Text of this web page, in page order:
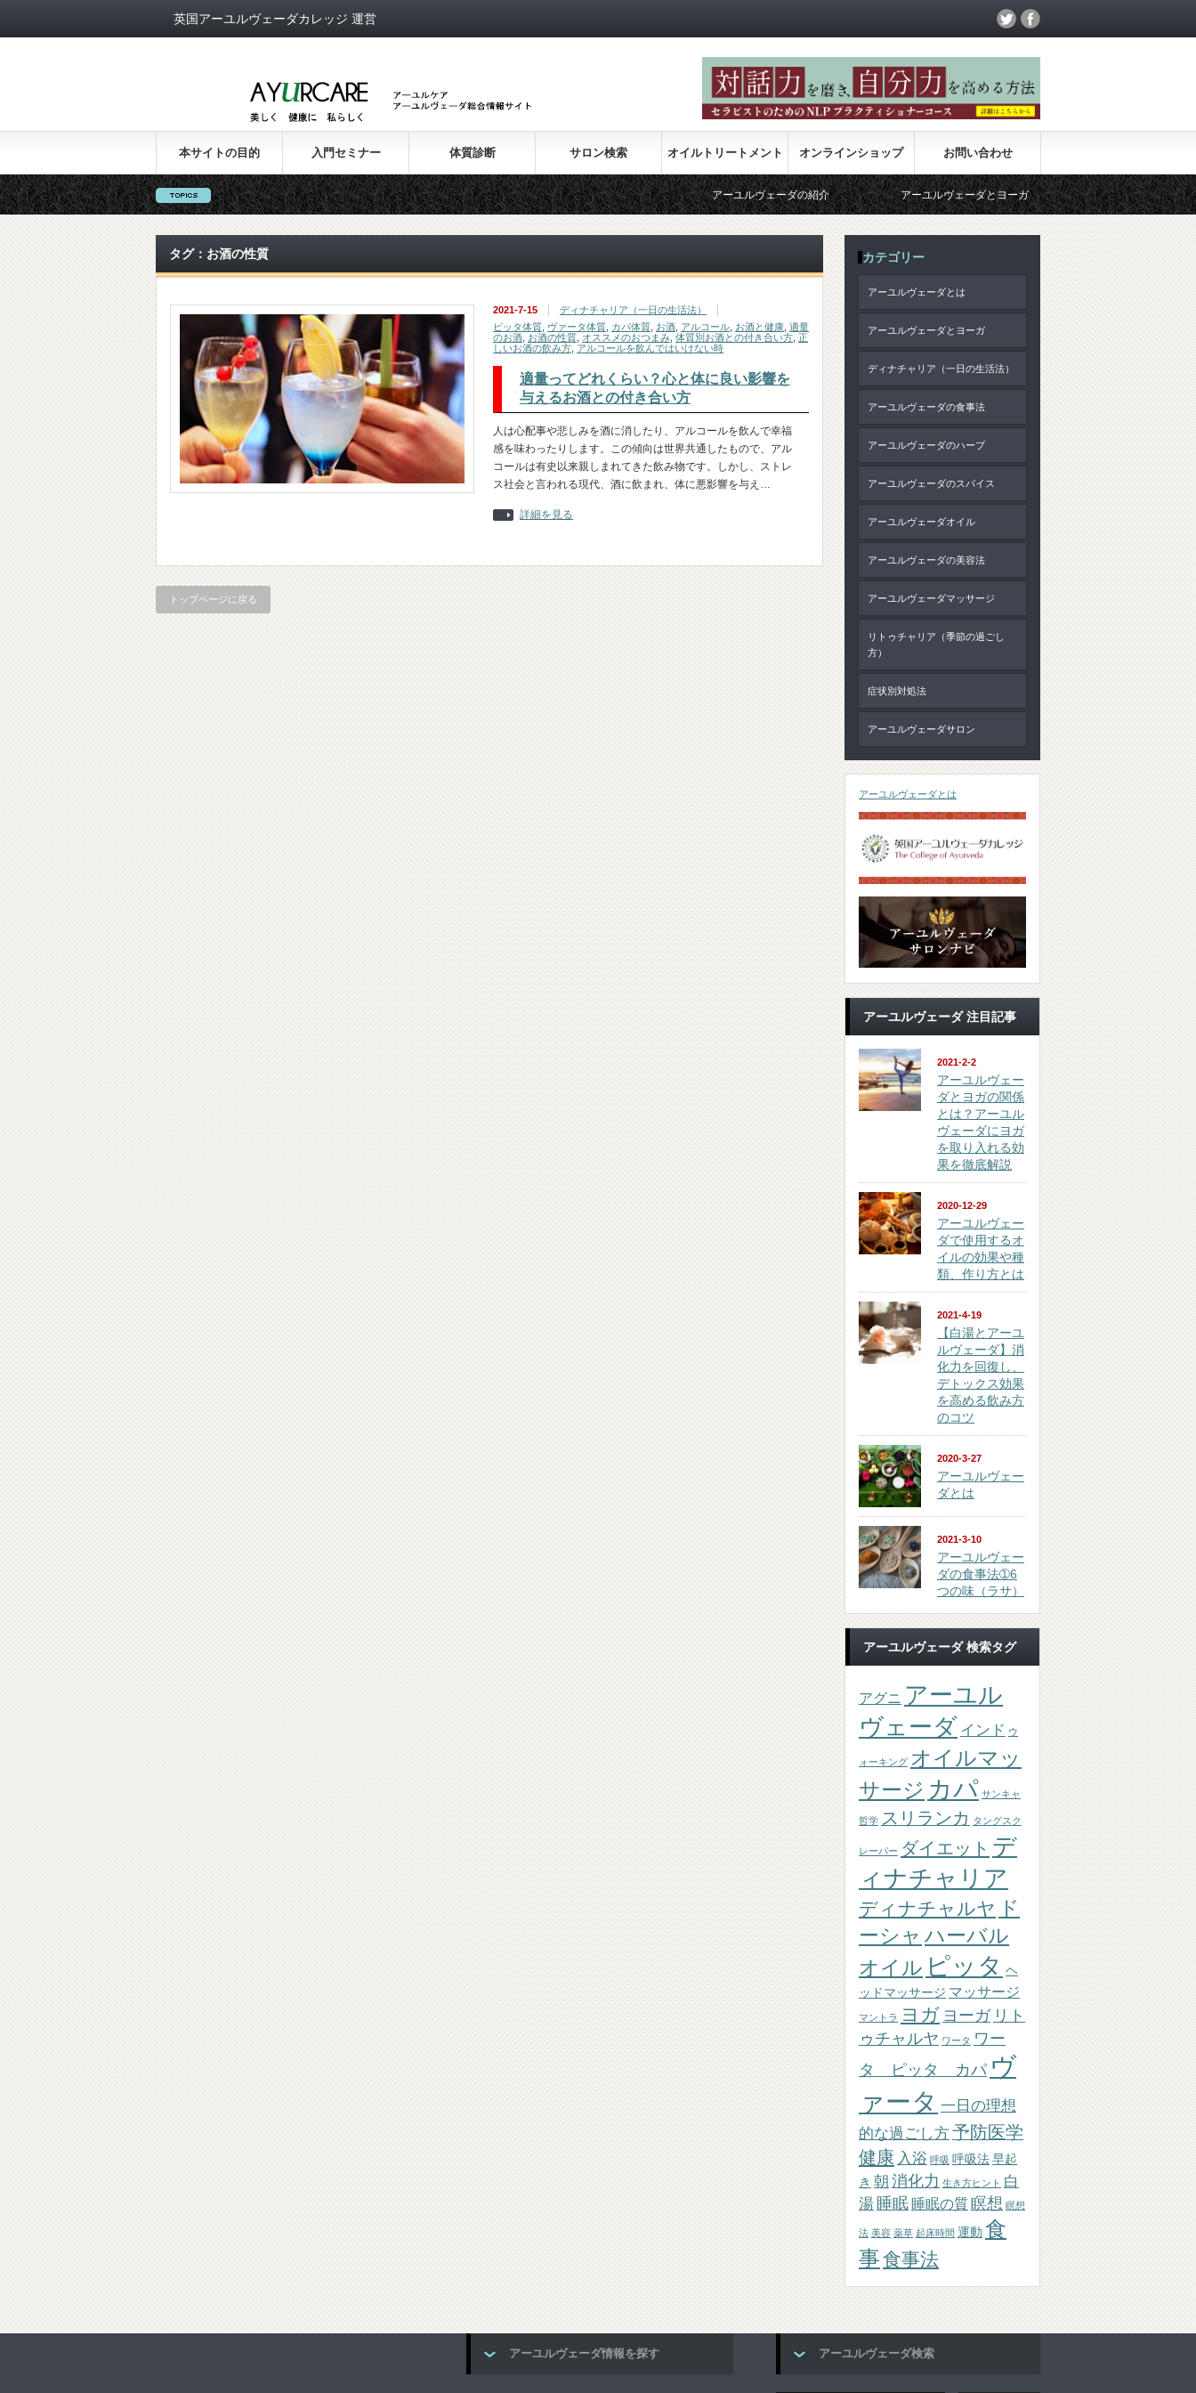
本サイトの目的 入門セミナー 体質診断 サロン検索 オイルトリートメント オンラインショップ お問い合わせ
アーユルヴェーダの紹介 アーユルヴェーダとヨーガ サンキャ哲学
英国アーユルヴェーダカレッジ 運営
タグ：お酒の性質
2021-7-15
ディナチャリア（一日の生活法）
ピッタ体質 ヴァータ体質 カパ体質 お酒 アルコール お酒と健康 適量
のお酒 お酒の性質 オススメのおつまみ 体質別お酒との付き合い方 正
しいお酒の飲み方 アルコールを飲んではいけない時
適量ってどれくらい？心と体に良い影響を
与えるお酒との付き合い方
人は心配事や悲しみを酒に消したり、アルコールを飲んで幸福
感を味わったりします。この傾向は世界共通したもので、アル
コールは有史以来親しまれてきた飲み物です。しかし、ストレ
ス社会と言われる現代、酒に飲まれ、体に悪影響を与え…
詳細を見る
トップページに戻る
カテゴリー
アーユルヴェーダとは
アーユルヴェーダとヨーガ
ディナチャリア（一日の生活法）
アーユルヴェーダの食事法
アーユルヴェーダのハーブ
アーユルヴェーダのスパイス
アーユルヴェーダオイル
アーユルヴェーダの美容法
アーユルヴェーダマッサージ
リトゥチャリア（季節の過ごし
方）
症状別対処法
アーユルヴェーダサロン
アーユルヴェーダとは
アーユルヴェーダ 注目記事
2021-2-2
アーユルヴェー
ダとヨガの関係
とは？アーユル
ヴェーダにヨガ
を取り入れる効
果を徹底解説
2020-12-29
アーユルヴェー
ダで使用するオ
イルの効果や種
類、作り方とは
2021-4-19
【白湯とアーユ
ルヴェーダ】消
化力を回復し、
デトックス効果
を高める飲み方
のコツ
2020-3-27
アーユルヴェー
ダとは
2021-3-10
アーユルヴェー
ダの食事法➀6
つの味（ラサ）
アーユルヴェーダ 検索タグ
アグニ アーユル
ヴェーダ インド ウ
ォーキング オイルマッ
サージ カパ サンキャ
哲学 スリランカ タングスク
レーパー ダイエット デ
ィナチャリア
ディナチャルヤ ド
ーシャ ハーバル
オイル ピッタ ヘ
ッドマッサージ マッサージ
マントラ ヨガ ヨーガ リト
ゥチャルヤ ワータ ワー
タ ピッタ カパ ヴ
ァータ 一日の理想
的な過ごし方予防医学
健康 入浴 呼吸 呼吸法 早起
き 朝 消化力 生き方ヒント 白
湯 睡眠 睡眠の質瞑想 瞑想
法 美容 薬草 起床時間 運動 食
事食事法
アーユルヴェーダ情報を探す アーユルヴェーダ検索